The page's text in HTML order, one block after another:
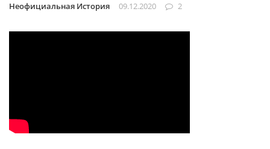
Неофициальная История 09.12.2020 2